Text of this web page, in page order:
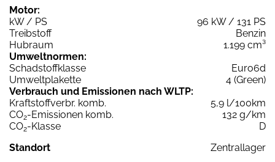
Motor:
kW / PS
96 kW / 131 PS
Treibstoff
Benzin
Hubraum
1.199 cm³
Umweltnormen:
Schadstoffklasse
Euro6d
Umweltplakette
4 (Green)
Verbrauch und Emissionen nach WLTP:
Kraftstoffverbr. komb.
5,9 l/100km
CO2-Emissionen komb.
132 g/km
CO2-Klasse
D
Standort
Zentrallager